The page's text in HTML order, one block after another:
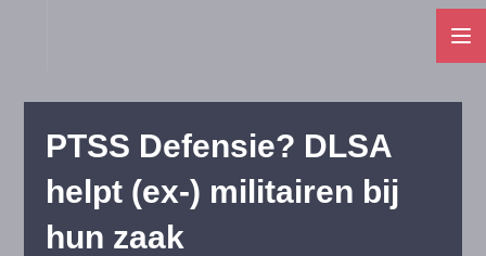
PTSS Defensie? DLSA
helpt (ex-) militairen bij
hun zaak